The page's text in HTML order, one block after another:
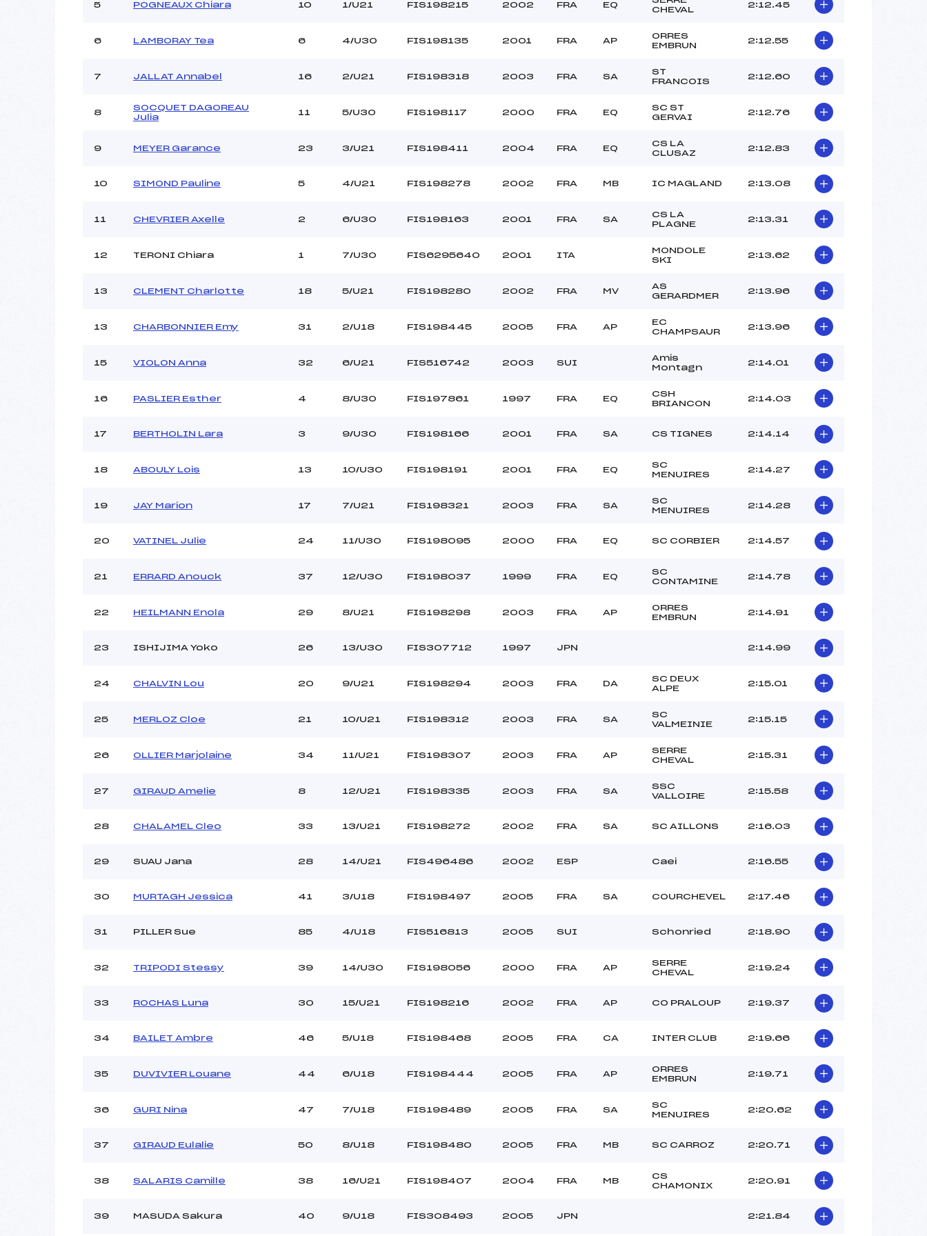
Pénalité appliquée :
24.0800
5 POGNEAUX Chiara 10 1/U21 FIS198215 2002 FRA EQ
CHEVAL
2:12.45
6 LAMBORAY Tea 6 4/U30 FIS198135 2001 FRA AP
ORRES
EMBRUN
2:12.55
7 JALLAT Annabel 16 2/U21 FIS198318 2003 FRA SA
ST
FRANCOIS
2:12.60
8
SOCQUET DAGOREAU
Julia
11 5/U30 FIS198117 2000 FRA EQ
SC ST
GERVAI
2:12.76
9 MEYER Garance 23 3/U21 FIS198411 2004 FRA EQ
CS LA
CLUSAZ
2:12.83
10 SIMOND Pauline 5 4/U21 FIS198278 2002 FRA MB IC MAGLAND 2:13.08
11 CHEVRIER Axelle 2 6/U30 FIS198163 2001 FRA SA
CS LA
PLAGNE
2:13.31
12 TERONI Chiara 1 7/U30 FIS6295640 2001 ITA
MONDOLE
SKI
2:13.62
13 CLEMENT Charlotte 18 5/U21 FIS198280 2002 FRA MV
AS
GERARDMER
2:13.96
13 CHARBONNIER Emy 31 2/U18 FIS198445 2005 FRA AP
EC
CHAMPSAUR
2:13.96
15 VIOLON Anna 32 6/U21 FIS516742 2003 SUI
Amis
Montagn
2:14.01
16 PASLIER Esther 4 8/U30 FIS197861 1997 FRA EQ
CSH
BRIANCON
2:14.03
17 BERTHOLIN Lara 3 9/U30 FIS198166 2001 FRA SA CS TIGNES 2:14.14
18 ABOULY Lois 13 10/U30 FIS198191 2001 FRA EQ
SC
MENUIRES
2:14.27
19 JAY Marion 17 7/U21 FIS198321 2003 FRA SA
SC
MENUIRES
2:14.28
20 VATINEL Julie 24 11/U30 FIS198095 2000 FRA EQ SC CORBIER 2:14.57
21 ERRARD Anouck 37 12/U30 FIS198037 1999 FRA EQ
SC
CONTAMINE
2:14.78
22 HEILMANN Enola 29 8/U21 FIS198298 2003 FRA AP
ORRES
EMBRUN
2:14.91
23 ISHIJIMA Yoko 26 13/U30 FIS307712 1997 JPN 2:14.99
24 CHALVIN Lou 20 9/U21 FIS198294 2003 FRA DA
SC DEUX
ALPE
2:15.01
25 MERLOZ Cloe 21 10/U21 FIS198312 2003 FRA SA
SC
VALMEINIE
2:15.15
26 OLLIER Marjolaine 34 11/U21 FIS198307 2003 FRA AP
SERRE
CHEVAL
2:15.31
27 GIRAUD Amelie 8 12/U21 FIS198335 2003 FRA SA
SSC
VALLOIRE
2:15.58
28 CHALAMEL Cleo 33 13/U21 FIS198272 2002 FRA SA SC AILLONS 2:16.03
29 SUAU Jana 28 14/U21 FIS496486 2002 ESP Caei 2:16.55
30 MURTAGH Jessica 41 3/U18 FIS198497 2005 FRA SA COURCHEVEL 2:17.46
31 PILLER Sue 85 4/U18 FIS516813 2005 SUI Schonried 2:18.90
32 TRIPODI Stessy 39 14/U30 FIS198056 2000 FRA AP
SERRE
CHEVAL
2:19.24
33 ROCHAS Luna 30 15/U21 FIS198216 2002 FRA AP CO PRALOUP 2:19.37
34 BAILET Ambre 46 5/U18 FIS198468 2005 FRA CA INTER CLUB 2:19.66
35 DUVIVIER Louane 44 6/U18 FIS198444 2005 FRA AP
ORRES
EMBRUN
2:19.71
36 GURI Nina 47 7/U18 FIS198489 2005 FRA SA
SC
MENUIRES
2:20.62
37 GIRAUD Eulalie 50 8/U18 FIS198480 2005 FRA MB SC CARROZ 2:20.71
38 SALARIS Camille 38 16/U21 FIS198407 2004 FRA MB
CS
CHAMONIX
2:20.91
39 MASUDA Sakura 40 9/U18 FIS308493 2005 JPN 2:21.84